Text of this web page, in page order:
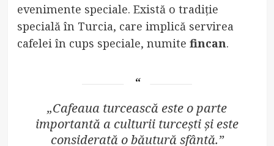
evenimente speciale. Există o tradiție
specială în Turcia, care implică servirea
cafelei în cups speciale, numite fincan.
„Cafeaua turcească este o parte
importantă a culturii turcești și este
considerată o băutură sfântă.”